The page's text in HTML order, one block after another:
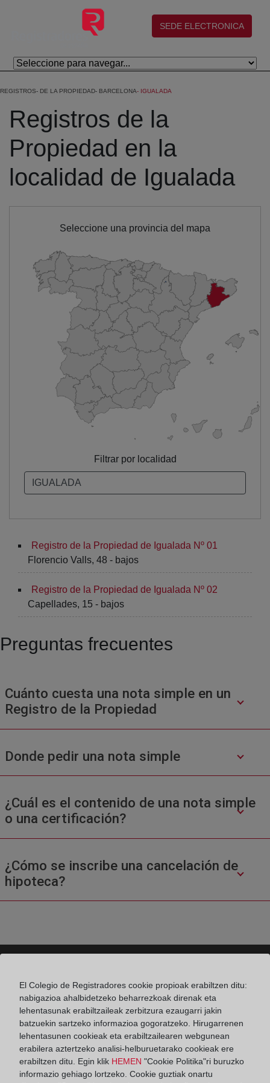
Eduki nagusira joan
(abre en nueva ventana)
SEDE ELECTRONICA
REGISTROS DE LA PROPIEDAD BARCELONA IGUALADA
Registros de la
Propiedad en la
localidad de Igualada
Seleccione una provincia del mapa
Filtrar por localidad
Registro de la Propiedad de Igualada Nº 01
Florencio Valls, 48 - bajos
Registro de la Propiedad de Igualada Nº 02
Capellades, 15 - bajos
Preguntas frecuentes
Cuánto cuesta una nota simple en un
Registro de la Propiedad
Donde pedir una nota simple
¿Cuál es el contenido de una nota simple
o una certificación?
¿Cómo se inscribe una cancelación de
hipoteca?
Colegio de Registradores
Príncipe de Vergara 70. 28006 Madrid
Teléfono:91 270 17 96
Fax:91 564 11 59
Email:contacto@registradores.org
El Colegio de Registradores cookie propioak erabiltzen ditu:
nabigazioa ahalbidetzeko beharrezkoak direnak eta
lehentasunak erabiltzaileak zerbitzura ezaugarri jakin
batzuekin sartzeko informazioa gogoratzeko. Hirugarrenen
lehentasunen cookieak eta erabiltzailearen webgunean
erabilera aztertzeko analisi-helburuetarako cookieak ere
erabiltzen ditu. Egin klik HEMEN "Cookie Politika"ri buruzko
informazio gehiago lortzeko. Cookie guztiak onartu